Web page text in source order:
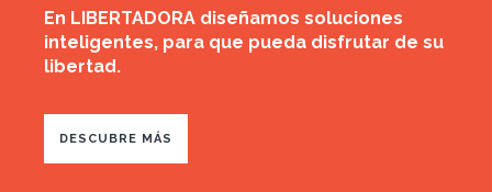
En LIBERTADORA diseñamos soluciones
inteligentes, para que pueda disfrutar de su
libertad.
DESCUBRE MÁS